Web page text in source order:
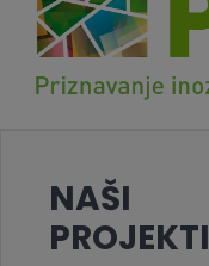
NAŠI
PROJEKTI